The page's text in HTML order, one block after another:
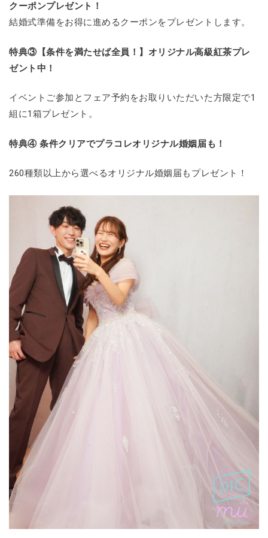
クーポンプレゼント！
結婚式準備をお得に進めるクーポンをプレゼントします。
特典③【条件を満たせば全員！】オリジナル高級紅茶プレ
ゼント中！
イベントご参加とフェア予約をお取りいただいた方限定で1
組に1箱プレゼント。
特典④ 条件クリアでプラコレオリジナル婚姻届も！
260種類以上から選べるオリジナル婚姻届もプレゼント！